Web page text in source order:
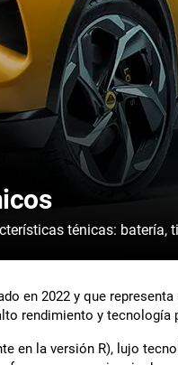
y todas sus características
en 2022 y que
rendimiento y tecnología
en la versión R), lujo